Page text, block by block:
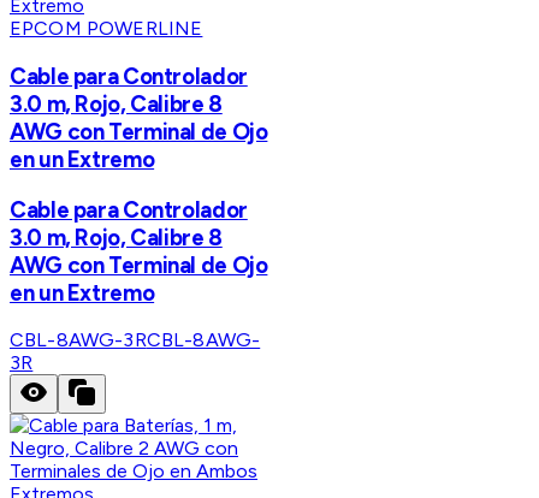
EPCOM POWERLINE
Cable para Controlador
3.0 m, Rojo, Calibre 8
AWG con Terminal de Ojo
en un Extremo
Cable para Controlador
3.0 m, Rojo, Calibre 8
AWG con Terminal de Ojo
en un Extremo
CBL-8AWG-3RCBL-8AWG-
3R